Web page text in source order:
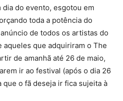
do evento, esgotou em
toda a potência do
de todos os artistas do
aqueles que adquiriram o The
de amanhã até 26 de maio,
ir ao festival (após o dia 26
que o fã deseja ir fica sujeita à